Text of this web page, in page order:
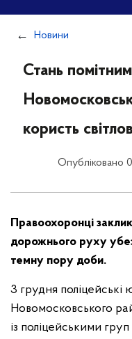
Новини
Стань
користь
Опубліковано
Правоохоронці
дорожнього руху
темну пору доби.
3 грудня поліцейські
Новомосковського
із поліцейськими